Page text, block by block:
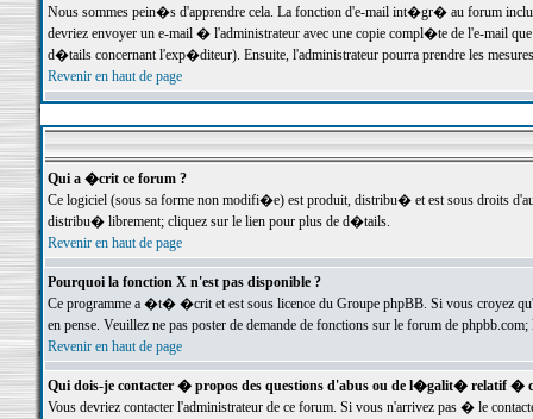
Nous sommes pein�s d'apprendre cela. La fonction d'e-mail int�gr� au forum inclut
devriez envoyer un e-mail � l'administrateur avec une copie compl�te de l'e-mail
d�tails concernant l'exp�diteur). Ensuite, l'administrateur pourra prendre les
Revenir en haut de page
Qui a �crit ce forum ?
Ce logiciel (sous sa forme non modifi�e) est produit, distribu� et est sous droits
distribu� librement; cliquez sur le lien pour plus de d�tails.
Revenir en haut de page
Pourquoi la fonction X n'est pas disponible ?
Ce programme a �t� �crit et est sous licence du Groupe phpBB. Si vous croyez
en pense. Veuillez ne pas poster de demande de fonctions sur le forum de
Revenir en haut de page
Qui dois-je contacter � propos des questions d'abus ou de l�galit� relatif �
Vous devriez contacter l'administrateur de ce forum. Si vous n'arrivez pas � le